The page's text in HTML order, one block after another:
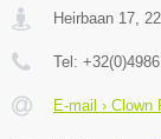
Heirbaan 17,
Tel:
E-mail › Clown